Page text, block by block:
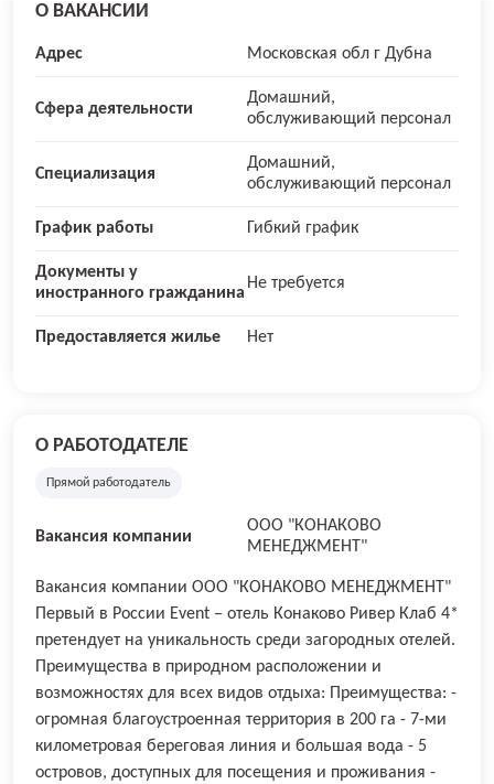
О ВАКАНСИИ
Адрес Московская обл г Дубна
Сфера деятельности
Домашний,
обслуживающий персонал
Специализация
Домашний,
обслуживающий персонал
График работы Гибкий график
Документы у
иностранного гражданина
Не требуется
Предоставляется жилье Нет
О РАБОТОДАТЕЛЕ
Прямой работодатель
Вакансия компании
ООО "КОНАКОВО
МЕНЕДЖМЕНТ"
Вакансия компании ООО "КОНАКОВО МЕНЕДЖМЕНТ"
Первый в России Event – отель Конаково Ривер Клаб 4*
претендует на уникальность среди загородных отелей.
Преимущества в природном расположении и
возможностях для всех видов отдыха: Преимущества: -
огромная благоустроенная территория в 200 га - 7-ми
километровая береговая линия и большая вода - 5
островов, доступных для посещения и проживания -